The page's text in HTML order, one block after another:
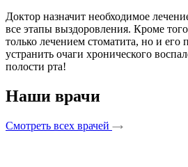
Доктор назначит необходимое
все этапы выздоровления. Кроме
только лечением стоматита, но и
устранить очаги хронического
полости рта!
Наши врачи
Смотреть всех врачей